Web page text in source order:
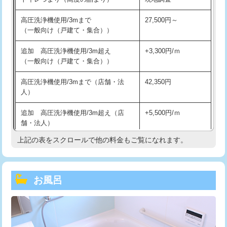
高圧洗浄機使用/3mまで
（一般向け（戸建て・集合））
27,500円～
追加 高圧洗浄機使用/3m超え
（一般向け（戸建て・集合））
+3,300円/ｍ
高圧洗浄機使用/3mまで（店舗・法
人）
42,350円
追加 高圧洗浄機使用/3m超え（店
舗・法人）
+5,500円/ｍ
高度高圧洗浄換 現地調査
トーラー機使用/3mまで
追加トーラー機使用/3m超え
上記の表をスクロールで他の料金もご覧になれます。
お風呂